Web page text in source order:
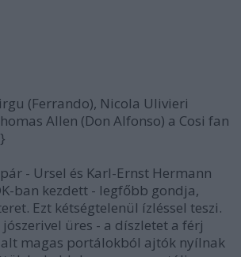
(Ferrando), Nicola Ulivieri
Allen (Don Alfonso) a Cosi fan
- Ursel és Karl-Ernst Hermann
ban kezdett - legfőbb gondja,
Ezt kétségtelenül ízléssel teszi.
üres - a díszletet a férj
magas portálokból ajtók nyílnak